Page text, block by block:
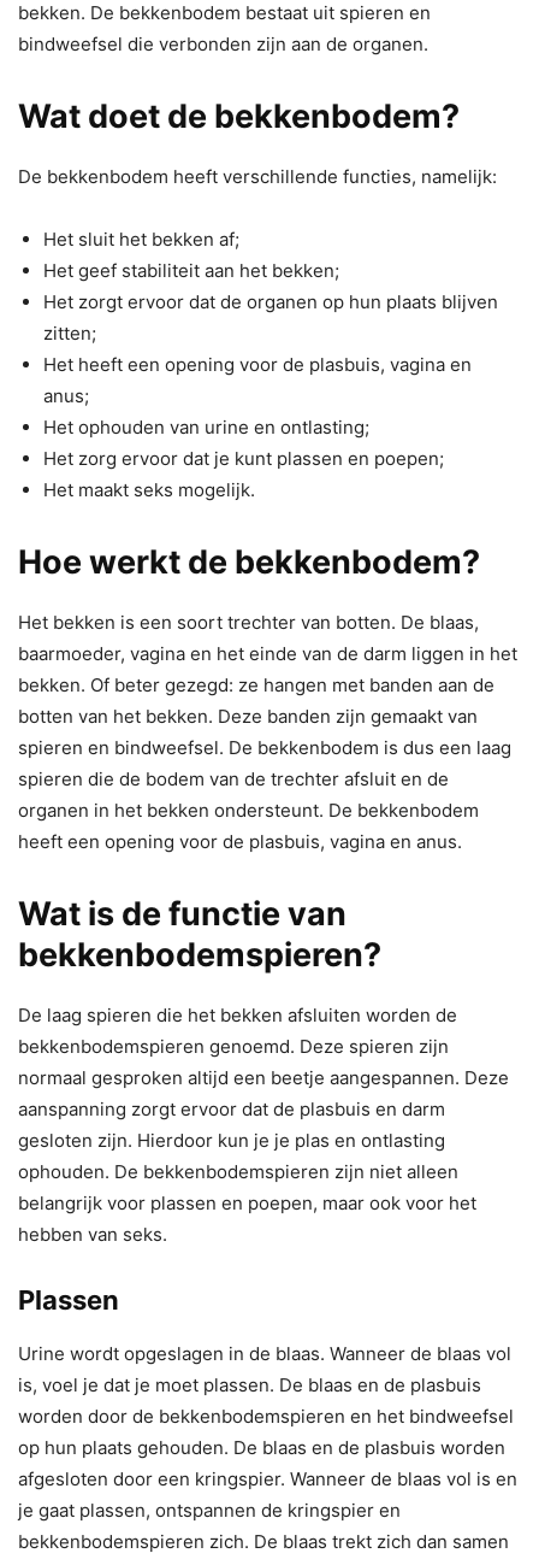
bekken. De bekkenbodem bestaat uit spieren en
bindweefsel die verbonden zijn aan de organen.
Wat doet de bekkenbodem?
De bekkenbodem heeft verschillende functies, namelijk:
Het sluit het bekken af;
Het geef stabiliteit aan het bekken;
Het zorgt ervoor dat de organen op hun plaats blijven
zitten;
Het heeft een opening voor de plasbuis, vagina en
anus;
Het ophouden van urine en ontlasting;
Het zorg ervoor dat je kunt plassen en poepen;
Het maakt seks mogelijk.
Hoe werkt de bekkenbodem?
Het bekken is een soort trechter van botten. De blaas,
baarmoeder, vagina en het einde van de darm liggen in het
bekken. Of beter gezegd: ze hangen met banden aan de
botten van het bekken. Deze banden zijn gemaakt van
spieren en bindweefsel. De bekkenbodem is dus een laag
spieren die de bodem van de trechter afsluit en de
organen in het bekken ondersteunt. De bekkenbodem
heeft een opening voor de plasbuis, vagina en anus.
Wat is de functie van
bekkenbodemspieren?
De laag spieren die het bekken afsluiten worden de
bekkenbodemspieren genoemd. Deze spieren zijn
normaal gesproken altijd een beetje aangespannen. Deze
aanspanning zorgt ervoor dat de plasbuis en darm
gesloten zijn. Hierdoor kun je je plas en ontlasting
ophouden. De bekkenbodemspieren zijn niet alleen
belangrijk voor plassen en poepen, maar ook voor het
hebben van seks.
Plassen
Urine wordt opgeslagen in de blaas. Wanneer de blaas vol
is, voel je dat je moet plassen. De blaas en de plasbuis
worden door de bekkenbodemspieren en het bindweefsel
op hun plaats gehouden. De blaas en de plasbuis worden
afgesloten door een kringspier. Wanneer de blaas vol is en
je gaat plassen, ontspannen de kringspier en
bekkenbodemspieren zich. De blaas trekt zich dan samen